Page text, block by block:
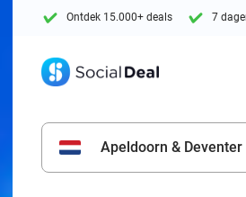
Ontdek 15.000+ deals 7
Apeldoorn & Deventer